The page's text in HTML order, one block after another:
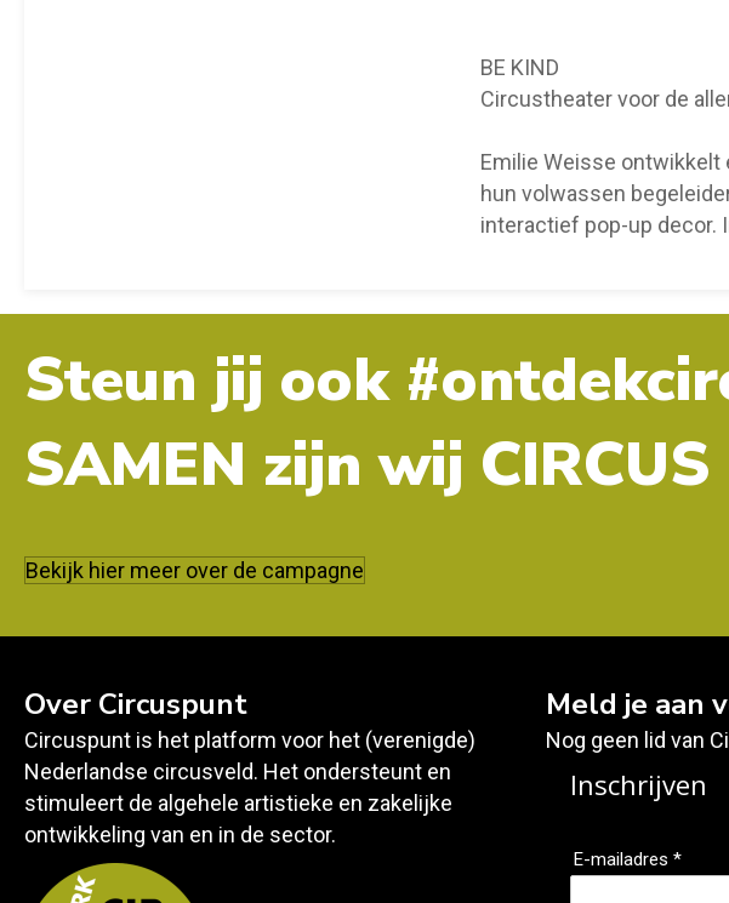
BE KIND
Circustheater voor de
Emilie Weisse ontwikkelt
hun volwassen
interactief pop-up decor.
Steun jij ook
SAMEN zijn wij CIRCUS
Bekijk hier meer over de campagne
Over Circuspunt
Circuspunt is het platform voor het (verenigde)
Nederlandse circusveld. Het ondersteunt en
stimuleert de algehele artistieke en zakelijke
ontwikkeling van en in de sector.
Meld je aan
Nog geen lid van
Inschrijven
E-mailadres *